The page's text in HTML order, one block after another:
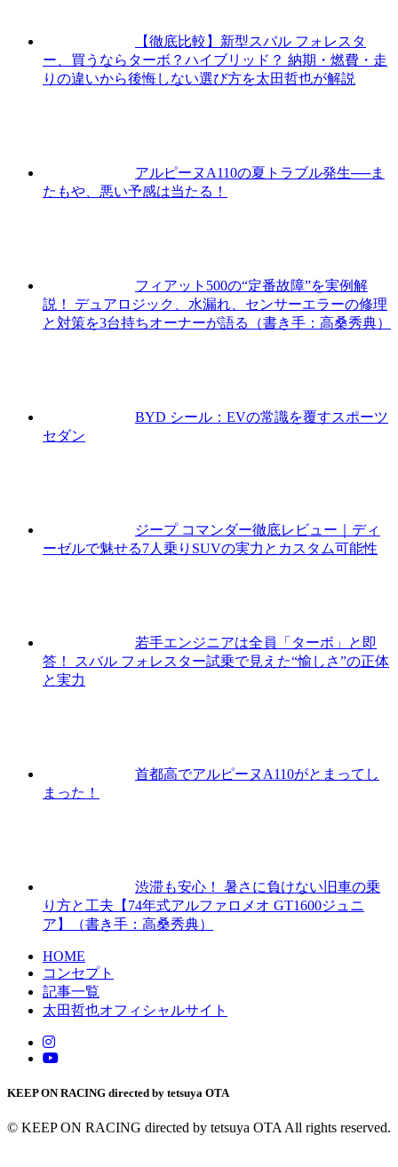
【徹底比較】新型スバル フォレスタ
ー、買うならターボ？ハイブリッド？ 納期・燃費・走
りの違いから後悔しない選び方を太田哲也が解説
アルピーヌA110の夏トラブル発生──ま
たもや、悪い予感は当たる！
フィアット500の“定番故障”を実例解
説！ デュアロジック、水漏れ、センサーエラーの修理
と対策を3台持ちオーナーが語る（書き手：高桑秀典）
BYD シール：EVの常識を覆すスポーツ
セダン
ジープ コマンダー徹底レビュー｜ディ
ーゼルで魅せる7人乗りSUVの実力とカスタム可能性
若手エンジニアは全員「ターボ」と即
答！ スバル フォレスター試乗で見えた“愉しさ”の正体
と実力
首都高でアルピーヌA110がとまってし
まった！
渋滞も安心！ 暑さに負けない旧車の乗
り方と工夫【74年式アルファロメオ GT1600ジュニ
ア】（書き手：高桑秀典）
HOME
コンセプト
記事一覧
太田哲也オフィシャルサイト
KEEP ON RACING directed by tetsuya OTA
© KEEP ON RACING directed by tetsuya OTA All rights reserved.